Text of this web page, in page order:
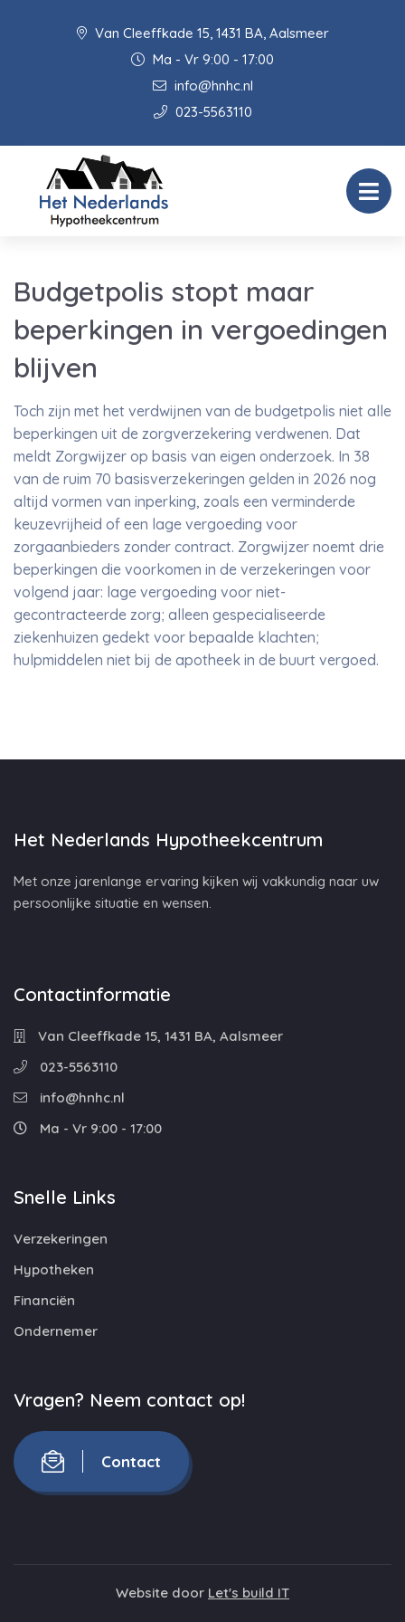
Van Cleeffkade 15, 1431 BA, Aalsmeer
Ma - Vr 9:00 - 17:00
info@hnhc.nl
023-5563110
Budgetpolis stopt maar
beperkingen in vergoedingen
blijven
Toch zijn met het verdwijnen van de budgetpolis niet alle
beperkingen uit de zorgverzekering verdwenen. Dat
meldt Zorgwijzer op basis van eigen onderzoek. In 38
van de ruim 70 basisverzekeringen gelden in 2026 nog
altijd vormen van inperking, zoals een verminderde
keuzevrijheid of een lage vergoeding voor
zorgaanbieders zonder contract. Zorgwijzer noemt drie
beperkingen die voorkomen in de verzekeringen voor
volgend jaar: lage vergoeding voor niet-
gecontracteerde zorg; alleen gespecialiseerde
ziekenhuizen gedekt voor bepaalde klachten;
hulpmiddelen niet bij de apotheek in de buurt vergoed.
Het Nederlands Hypotheekcentrum
Met onze jarenlange ervaring kijken wij vakkundig naar uw
persoonlijke situatie en wensen.
Contactinformatie
Van Cleeffkade 15, 1431 BA, Aalsmeer
023-5563110
info@hnhc.nl
Ma - Vr 9:00 - 17:00
Snelle Links
Verzekeringen
Hypotheken
Financiën
Ondernemer
Vragen? Neem contact op!
Contact
Website door Let's build IT